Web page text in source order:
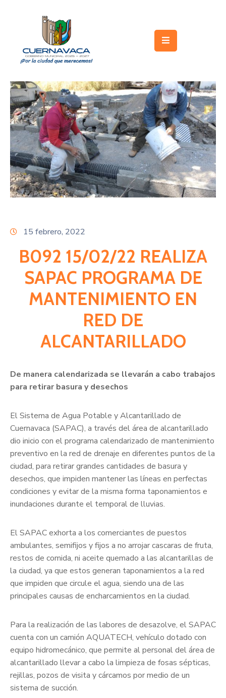
Gobierno
Turismo
Trámites
y
Servicios
Licitaciones
Transparencia
Citas15 febrero, 2022
B092 15/02/22 REALIZA
SAPAC PROGRAMA DE
MANTENIMIENTO EN
RED DE
ALCANTARILLADO
De manera calendarizada se llevarán a cabo trabajos
para retirar basura y desechos
El Sistema de Agua Potable y Alcantarillado de
Cuernavaca (SAPAC), a través del área de alcantarillado
dio inicio con el programa calendarizado de mantenimiento
preventivo en la red de drenaje en diferentes puntos de la
ciudad, para retirar grandes cantidades de basura y
desechos, que impiden mantener las líneas en perfectas
condiciones y evitar de la misma forma taponamientos e
inundaciones durante el temporal de lluvias.
El SAPAC exhorta a los comerciantes de puestos
ambulantes, semifijos y fijos a no arrojar cascaras de fruta,
restos de comida, ni aceite quemado a las alcantarillas de
la ciudad, ya que estos generan taponamientos a la red
que impiden que circule el agua, siendo una de las
principales causas de encharcamientos en la ciudad.
Para la realización de las labores de desazolve, el SAPAC
cuenta con un camión AQUATECH, vehículo dotado con
equipo hidromecánico, que permite al personal del área de
alcantarillado llevar a cabo la limpieza de fosas sépticas,
rejillas, pozos de visita y cárcamos por medio de un
sistema de succión.